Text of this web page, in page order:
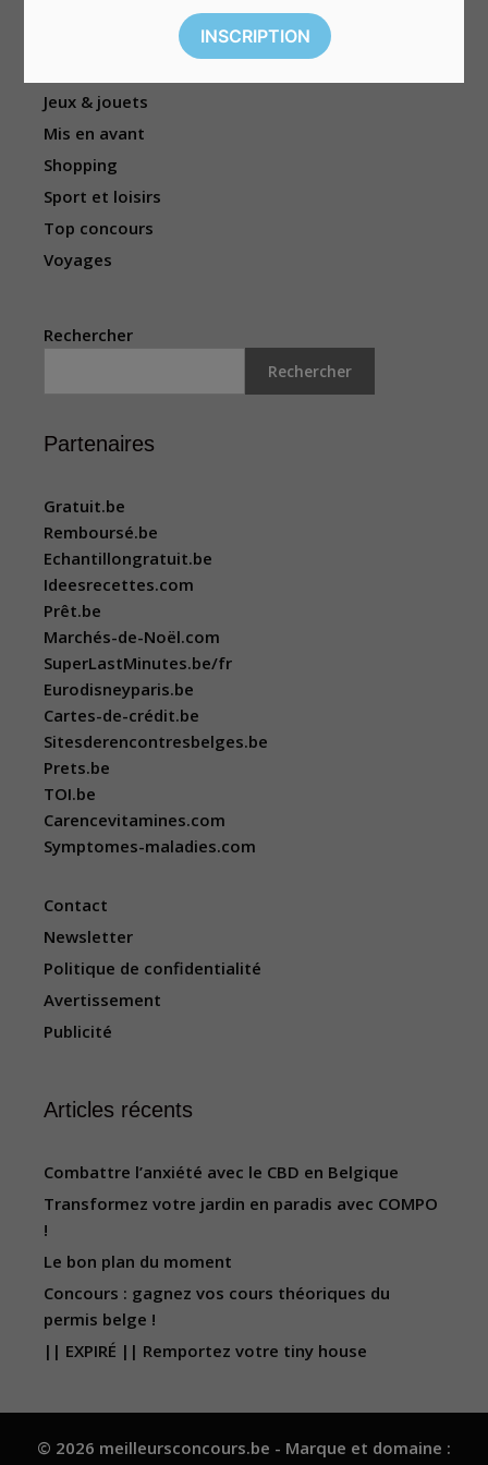
Jeux & jouets
Mis en avant
Shopping
Sport et loisirs
Top concours
Voyages
Rechercher
Rechercher
Partenaires
Gratuit.be
Remboursé.be
Echantillongratuit.be
Ideesrecettes.com
Prêt.be
Marchés-de-Noël.com
SuperLastMinutes.be/fr
Eurodisneyparis.be
Cartes-de-crédit.be
Sitesderencontresbelges.be
Prets.be
TOI.be
Carencevitamines.com
Symptomes-maladies.com
Contact
Newsletter
Politique de confidentialité
Avertissement
Publicité
Articles récents
Combattre l’anxiété avec le CBD en Belgique
Transformez votre jardin en paradis avec COMPO
!
Le bon plan du moment
Concours : gagnez vos cours théoriques du
permis belge !
|| EXPIRÉ || Remportez votre tiny house
© 2026 meilleursconcours.be - Marque et domaine :